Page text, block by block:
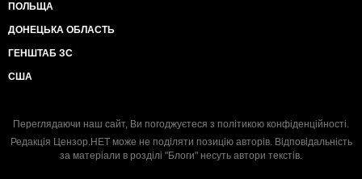
ПОЛЬЩА
ДОНЕЦЬКА ОБЛАСТЬ
ГЕНШТАБ ЗС
США
Переглядаючи наш сайт, Ви погоджуєтеся з політикою конфіденційності.
Редакція Цензор.НЕТ може не поділяти позицію авторів. Відповідальність
за матеріали в розділі "Блоги" несуть автори текстів.